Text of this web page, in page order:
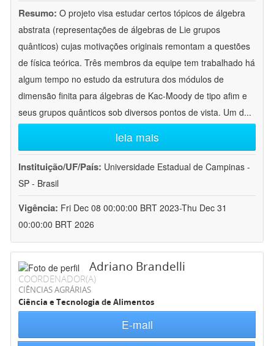
Resumo: O projeto visa estudar certos tópicos de álgebra
abstrata (representações de álgebras de Lie grupos
quânticos) cujas motivações originais remontam a questões
de física teórica. Três membros da equipe tem trabalhado há
algum tempo no estudo da estrutura dos módulos de
dimensão finita para álgebras de Kac-Moody de tipo afim e
seus grupos quânticos sob diversos pontos de vista. Um d...
leia mais
Instituição/UF/País: Universidade Estadual de Campinas -
SP - Brasil
Vigência: Fri Dec 08 00:00:00 BRT 2023-Thu Dec 31
00:00:00 BRT 2026
Adriano Brandelli
COORDENADOR(A)
CIÊNCIAS AGRÁRIAS
Ciência e Tecnologia de Alimentos
E-mail